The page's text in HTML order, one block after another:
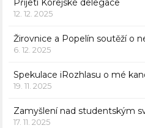
Přijetí Korejské delegace
12. 12. 2025
Žirovnice a Popelín soutěží o
6. 12. 2025
Spekulace iRozhlasu o mé
19. 11. 2025
Zamyšlení nad studentským
17. 11. 2025